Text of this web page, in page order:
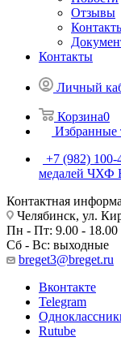
Отзывы
Контакты
Личный
Корзина0
Избранные
+7 (982) 100-
медалей ЧХФ
Контактная
Челябинск, ул.
Пн - Пт: 9.00 - 18.00
Сб - Вс: выходные
breget3@breget.ru
Вконтакте
Telegram
Rutube